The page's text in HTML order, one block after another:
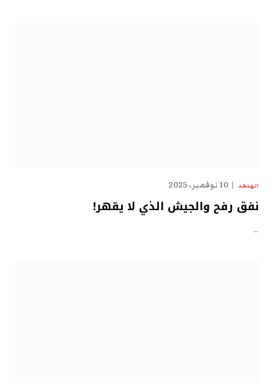
الهدهد 10 نوفمبر، 2025
نفق رفح والجيش الذي لا يقهر!
…